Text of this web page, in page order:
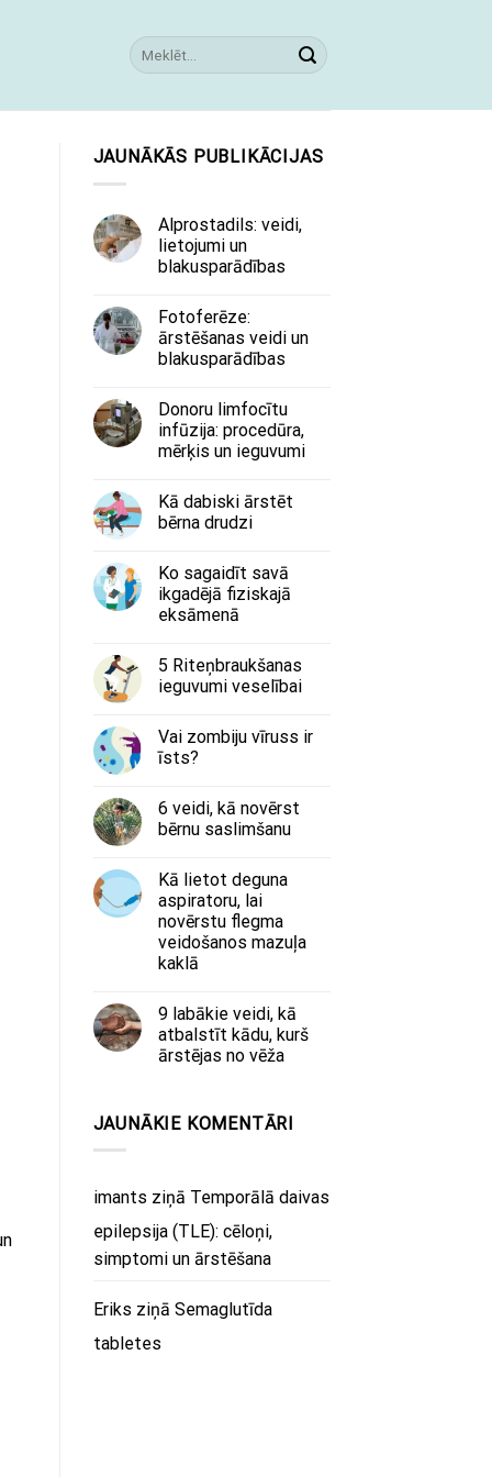
JAUNĀKĀS PUBLIKĀCIJAS
Alprostadils: veidi,
lietojumi un
blakusparādības
Fotoferēze:
ārstēšanas veidi un
blakusparādības
Donoru limfocītu
infūzija: procedūra,
mērķis un ieguvumi
Kā dabiski ārstēt
bērna drudzi
Ko sagaidīt savā
ikgadējā fiziskajā
eksāmenā
5 Riteņbraukšanas
ieguvumi veselībai
Vai zombiju vīruss ir
īsts?
6 veidi, kā novērst
bērnu saslimšanu
Kā lietot deguna
aspiratoru, lai
novērstu flegma
veidošanos mazuļa
kaklā
9 labākie veidi, kā
atbalstīt kādu, kurš
ārstējas no vēža
JAUNĀKIE KOMENTĀRI
imants ziņā Temporālā daivas
epilepsija (TLE): cēloņi,
simptomi un ārstēšana
Eriks ziņā Semaglutīda
tabletes